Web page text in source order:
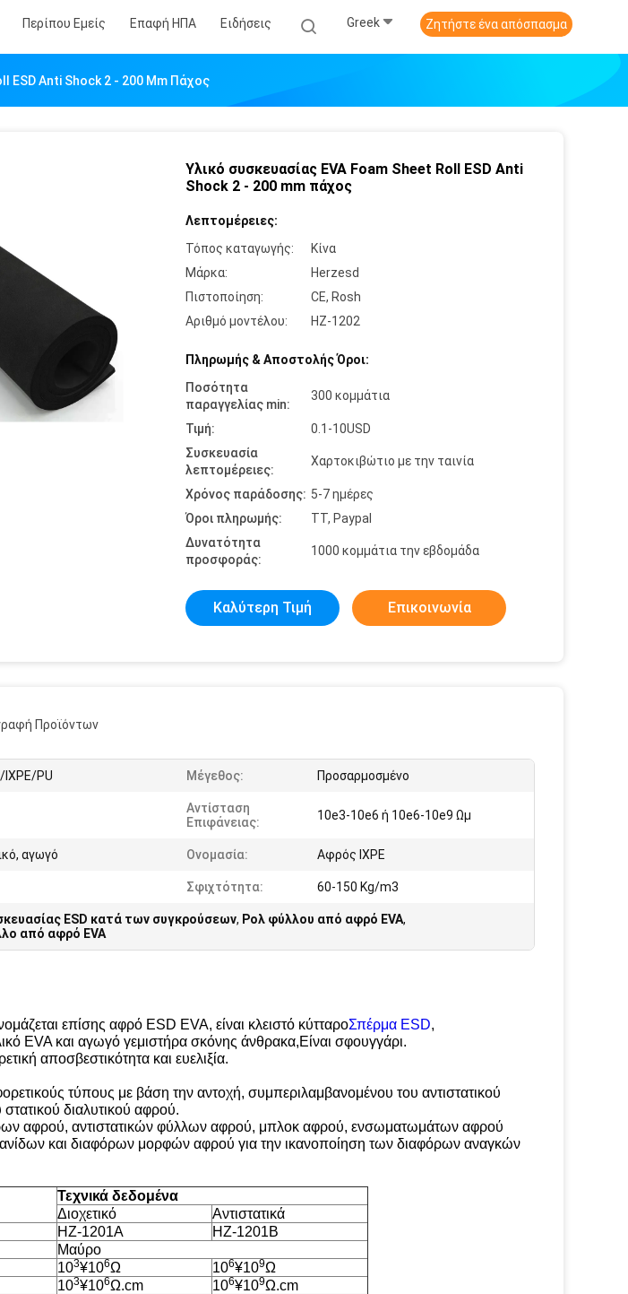
Περίπου Εμείς Επαφή ΗΠΑ Ειδήσεις Greek Ζητήστε ένα απόσπασμα
ESD Anti Shock 2 - 200 Mm Πάχος
Υλικό συσκευασίας EVA Foam Sheet Roll ESD Anti
Shock 2 - 200 mm πάχος
Λεπτομέρειες:
Τόπος καταγωγής:
Κίνα
Μάρκα:
Herzesd
Πιστοποίηση:
CE, Rosh
Αριθμό μοντέλου:
HZ-1202
Πληρωμής & Αποστολής Όροι:
Ποσότητα
παραγγελίας min:
300 κομμάτια
Τιμή:
0.1-10USD
Συσκευασία
λεπτομέρειες:
Χαρτοκιβώτιο με την ταινία
Χρόνος παράδοσης: 5-7 ημέρες
Όροι πληρωμής:
TT, Paypal
Δυνατότητα
προσφοράς:
1000 κομμάτια την εβδομάδα
Καλύτερη Τιμή Επικοινωνία
Προϊόντων
PU Μέγεθος: Προσαρμοσμένο
Αντίσταση
Επιφάνειας:
10e3-10e6 ή 10e6-10e9 Ωμ
αγωγό Ονομασία: Αφρός IXPE
Σφιχτότητα: 60-150 Kg/m3
ESD κατά των συγκρούσεων, Ρολ φύλλου από αφρό EVA,
από αφρό EVA
επίσης αφρό ESD EVA, είναι κλειστό κύτταροΣπέρμα ESD,
EVA και αγωγό γεμιστήρα σκόνης άνθρακα,Είναι σφουγγάρι.
αποσβεστικότητα και ευελιξία.
τύπους με βάση την αντοχή, συμπεριλαμβανομένου του αντιστατικού
διαλυτικού αφρού.
αφρού, αντιστατικών φύλλων αφρού, μπλοκ αφρού, ενσωματωμάτων αφρού
και διαφόρων μορφών αφρού για την ικανοποίηση των διαφόρων αναγκών
Τεχνικά δεδομένα
Διοχετικό
Αντιστατικά
HZ-1201A
HZ-1201B
Μαύρο
103¥106Ω 106¥109Ω
103¥106Ω.cm 106¥109Ω.cm